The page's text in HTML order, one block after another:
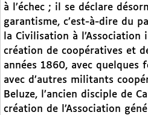
à l’échec ; il se déclare
garantisme, c’est-à-dire du
la Civilisation à l’Association
création de coopératives et
années 1860, avec quelques
avec d’autres militants
Beluze, l’ancien disciple de
création de l’Association